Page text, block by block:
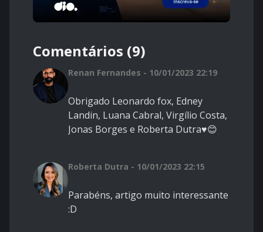
Comentários (9)
Renan Fernandes - 10/01/2023 22:19
Obrigado Leonardo fox, Edney
Landin, Luana Cabral, Virgílio Costa,
Jonas Borges e Roberta Dutra♥😊
Roberta Dutra - 10/01/2023 22:15
Parabéns, artigo muito interessante
:D